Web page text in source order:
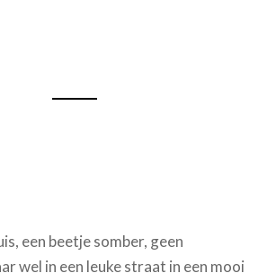
een beetje somber, geen
wel in een leuke straat in een mooi